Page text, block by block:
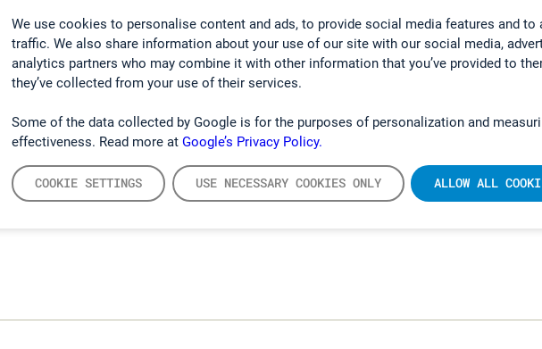
We use cookies to personalise content and ads, to provide social media features and to
traffic. We also share information about your use of our site with our social media,
analytics partners who may combine it with other information that you’ve provided to
they’ve collected from your use of their services.
Some of the data collected by Google is for the purposes of personalization and
effectiveness. Read more at Google’s Privacy Policy.
COOKIE SETTINGS USE NECESSARY COOKIES ONLY ALLOW ALL
GT5000 TERRA SAFETY WEBINAR
環境